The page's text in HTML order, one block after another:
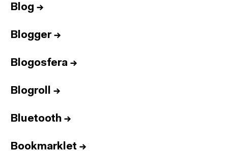
Blog →
Blogger→
Blogosfera →
Blogroll →
Bluetooth →
Bookmarklet →